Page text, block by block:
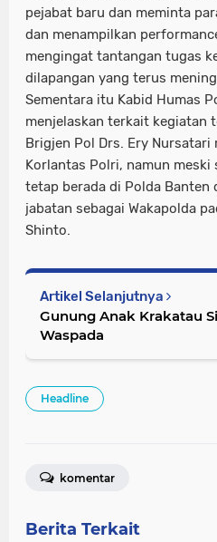
pejabat baru dan meminta
dan menampilkan
mengingat tantangan tugas
dilapangan yang terus
Sementara itu Kabid Humas
menjelaskan terkait kegiatan
Brigjen Pol Drs. Ery Nursatari
Korlantas Polri, namun meski
tetap berada di Polda Banten
jabatan sebagai Wakapolda
Shinto.
Artikel Selanjutnya
Gunung Anak Krakatau
Waspada
Headline
komentar
Berita Terkait